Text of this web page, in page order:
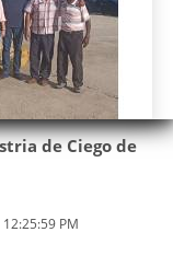
de Ciego de
PM